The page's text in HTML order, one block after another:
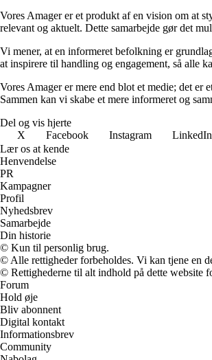
Vores Amager er et produkt af en vision om at
relevant og aktuelt. Dette samarbejde gør det
Vi mener, at en informeret befolkning er
at inspirere til handling og engagement, så alle
Vores Amager er mere end blot et medie; det
Sammen kan vi skabe et mere informeret og
Del og vis hjerte
X
Facebook Instagram LinkedIn
Lær os at kende
Henvendelse
PR
Kampagner
Profil
Nyhedsbrev
Samarbejde
Din historie
© Kun til personlig brug.
© Alle rettigheder forbeholdes. Vi kan tjene en
© Rettighederne til alt indhold på dette website
Forum
Hold øje
Bliv abonnent
Digital kontakt
Informationsbrev
Community